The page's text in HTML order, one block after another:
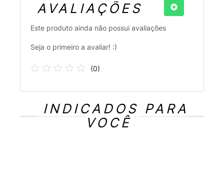
AVALIAÇÕES
Este produto ainda não possui avaliações
Seja o primeiro a avaliar! :)
(0)
INDICADOS PARA
VOCÊ